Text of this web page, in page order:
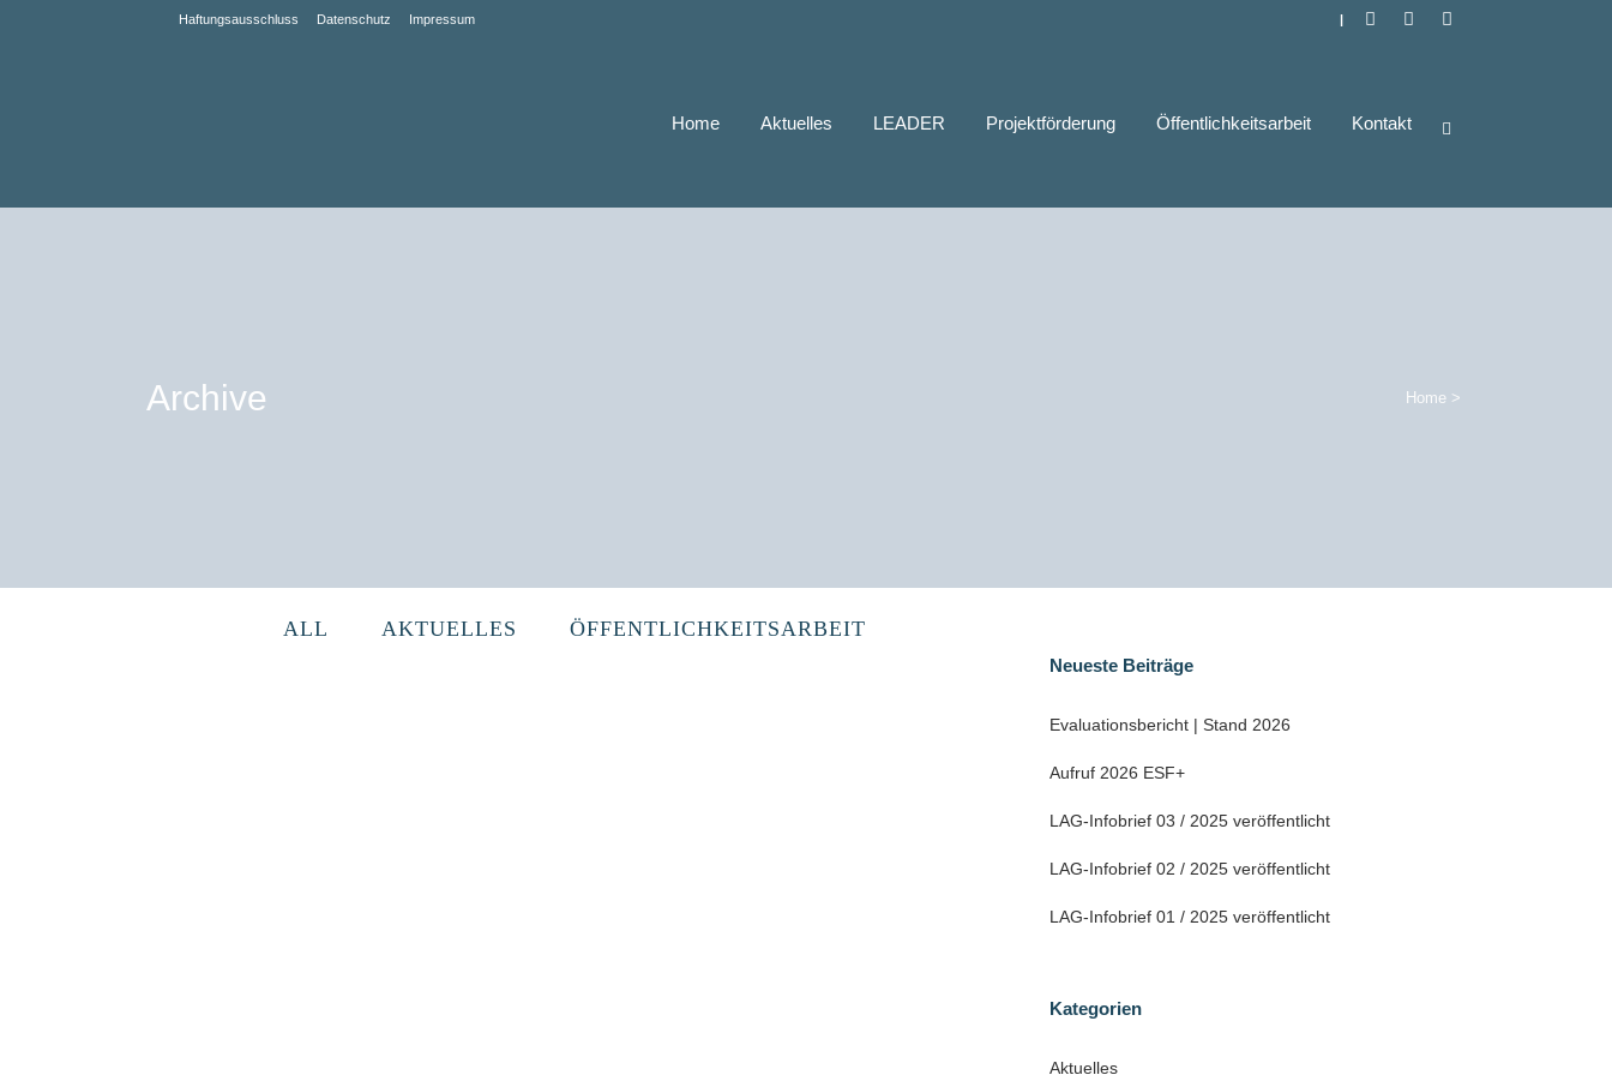
Haftungsausschluss Datenschutz Impressum |
Home Aktuelles LEADER Projektförderung Öffentlichkeitsarbeit Kontakt
Archive Home >
ALL AKTUELLES ÖFFENTLICHKEITSARBEIT
Neueste Beiträge
Evaluationsbericht | Stand 2026
Aufruf 2026 ESF+
LAG-Infobrief 03 / 2025 veröffentlicht
LAG-Infobrief 02 / 2025 veröffentlicht
LAG-Infobrief 01 / 2025 veröffentlicht
Kategorien
Aktuelles